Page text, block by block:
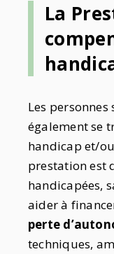
La
Les
également se
handicap et/
prestation est
handicapées,
aider à
perte
techniques,